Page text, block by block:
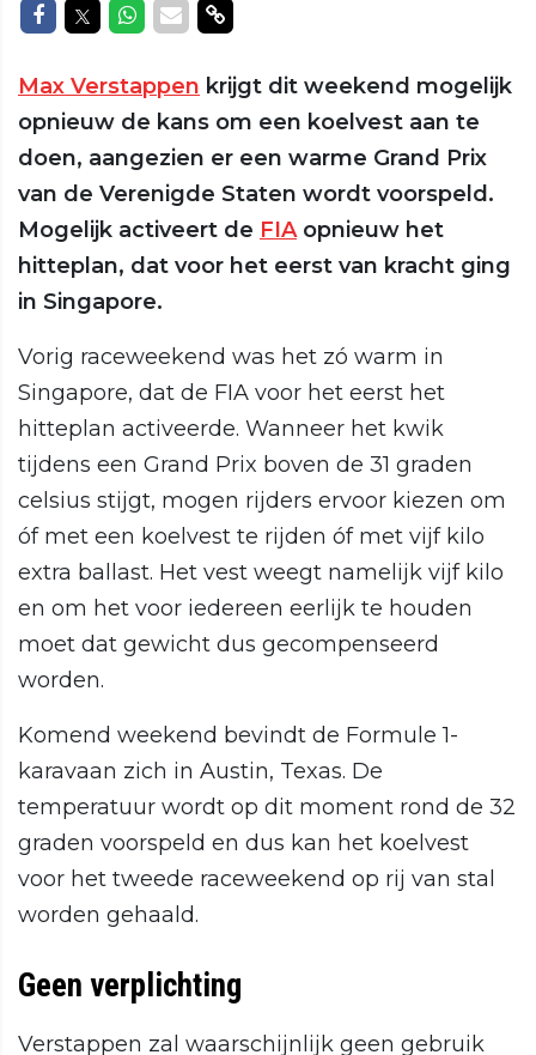
Delen op Facebook
Delen op Twitter
Delen op Whatsapp
Delen via Mail
Delen via link
Max Verstappen krijgt dit weekend mogelijk
opnieuw de kans om een koelvest aan te
doen, aangezien er een warme Grand Prix
van de Verenigde Staten wordt voorspeld.
Mogelijk activeert de FIAopnieuw het
hitteplan, dat voor het eerst van kracht ging
in Singapore.
Vorig raceweekend was het zó warm in
Singapore, dat de FIA voor het eerst het
hitteplan activeerde. Wanneer het kwik
tijdens een Grand Prix boven de 31 graden
celsius stijgt, mogen rijders ervoor kiezen om
óf met een koelvest te rijden óf met vijf kilo
extra ballast. Het vest weegt namelijk vijf kilo
en om het voor iedereen eerlijk te houden
moet dat gewicht dus gecompenseerd
worden.
Komend weekend bevindt de Formule 1-
karavaan zich in Austin, Texas. De
temperatuur wordt op dit moment rond de 32
graden voorspeld en dus kan het koelvest
voor het tweede raceweekend op rij van stal
worden gehaald.
Geen verplichting
Verstappen zal waarschijnlijk geen gebruik